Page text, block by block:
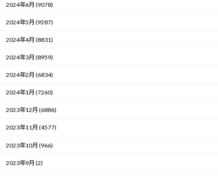
2024年6月 (9078)
2024年5月 (9287)
2024年4月 (8831)
2024年3月 (8959)
2024年2月 (6834)
2024年1月 (7260)
2023年12月 (6886)
2023年11月 (4577)
2023年10月 (966)
2023年9月 (2)